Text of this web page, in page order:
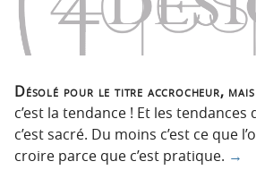
Désolé pour le titre accrocheur,
c’est la tendance ! Et les tendances
c’est sacré. Du moins c’est ce que
croire parce que c’est pratique. →